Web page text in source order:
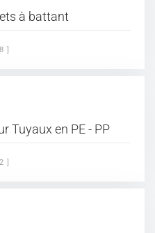
à battant
]
Tuyaux en PE - PP
]